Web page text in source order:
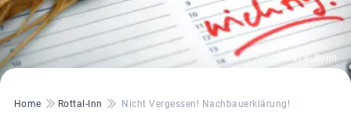
© STV_Bonn
Pfadnavigation
Home Rottal-Inn Nicht Vergessen! Nachbauerklärung!